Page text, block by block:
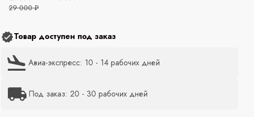
29 000 ₽
Товар доступен под заказ
Авиа-экспресс: 10 - 14 рабочих дней
Под заказ: 20 - 30 рабочих дней